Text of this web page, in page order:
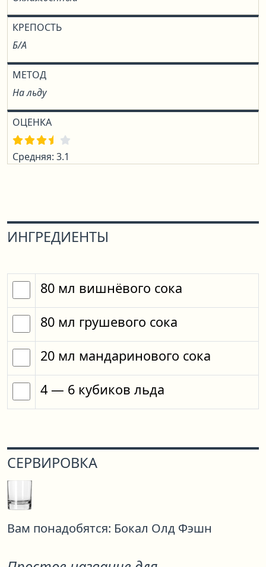
КРЕПОСТЬ
Б/А
МЕТОД
На льду
ОЦЕНКА
Средняя: 3.1
ИНГРЕДИЕНТЫ
80 мл вишнёвого сока
80 мл грушевого сока
20 мл мандаринового сока
4 — 6 кубиков льда
СЕРВИРОВКА
Вам понадобятся: Бокал Олд Фэшн